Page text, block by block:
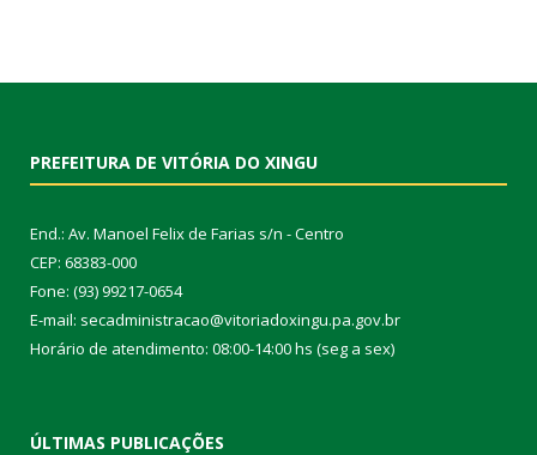
PREFEITURA DE VITÓRIA DO XINGU
End.: Av. Manoel Felix de Farias s/n - Centro
CEP: 68383-000
Fone: (93) 99217-0654
E-mail: secadministracao@vitoriadoxingu.pa.gov.br
Horário de atendimento: 08:00-14:00 hs (seg a sex)
ÚLTIMAS PUBLICAÇÕES